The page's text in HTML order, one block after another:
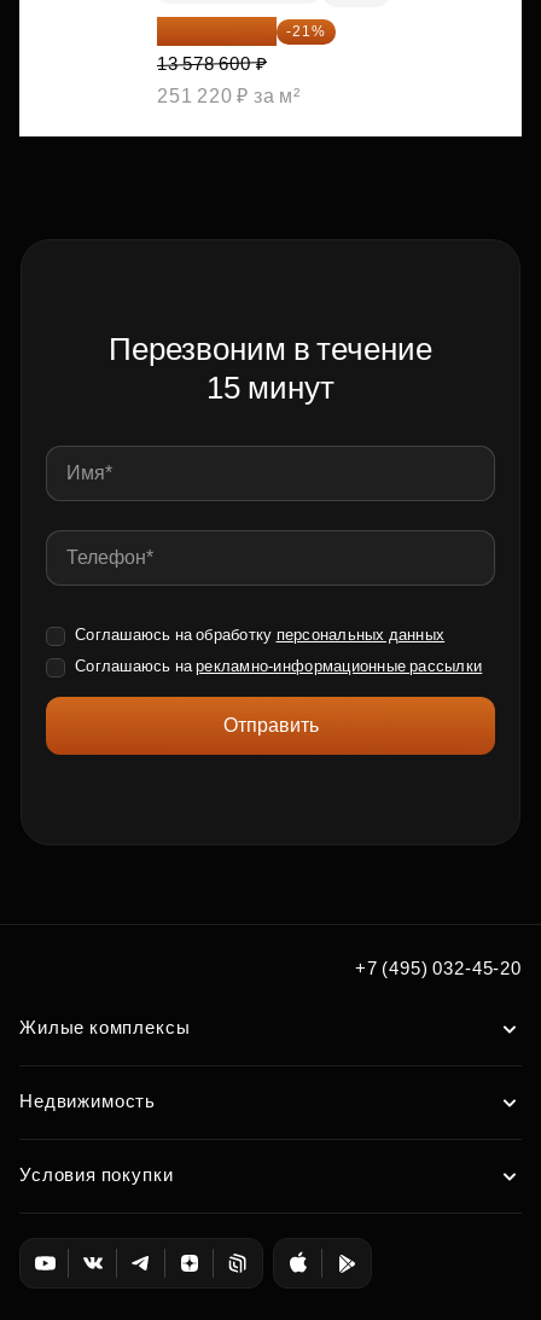
10 727 094 ₽ -21%
13 578 600 ₽
251 220 ₽ за м²
Перезвоним в течение
15 минут
Соглашаюсь на обработку персональных данных
Соглашаюсь нарекламно-информационные рассылки
Отправить
+7 (495) 032-45-20
Жилые комплексы
Недвижимость
Условия покупки